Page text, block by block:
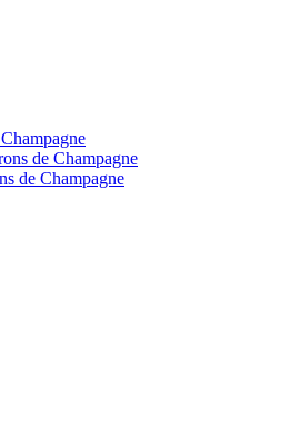
de Champagne
de Champagne